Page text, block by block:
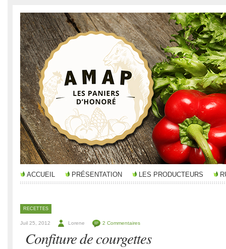
ACCUEIL PRÉSENTATION LES PRODUCTEURS
RECETTES
Juil 25, 2012 Lorene 2 Commentaires
Confiture de courgettes